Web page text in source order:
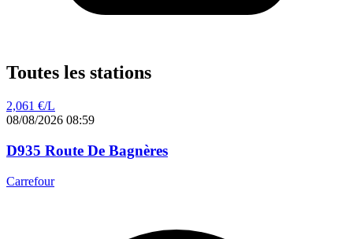
Toutes les stations
2,061 €/L
08/08/2026 08:59
D935 Route De Bagnères
Carrefour